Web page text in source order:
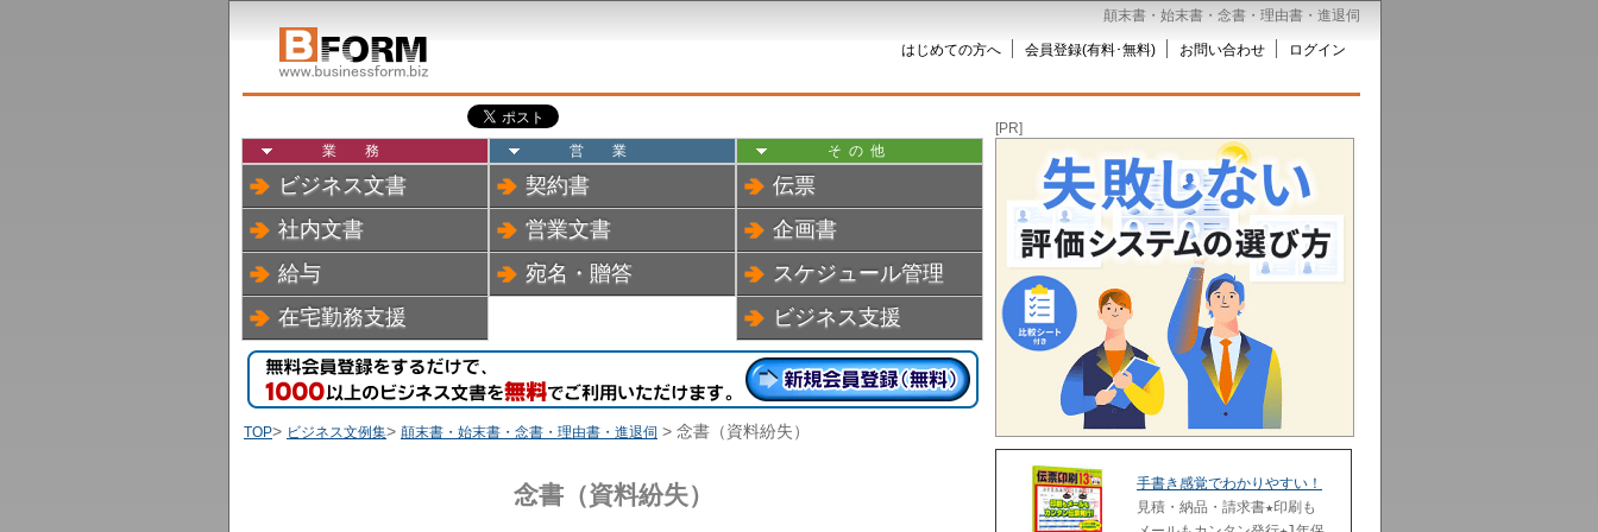
顛末書・始末書・念書・理由書・進退伺
はじめての方へ 会員登録(有料･無料) お問い合わせ ログイン
業務
ビジネス文書
社内文書
給与
在宅勤務支援
営業
契約書
営業文書
宛名・贈答
その他
伝票
企画書
スケジュール管理
ビジネス支援
TOP> ビジネス文例集> 顛末書・始末書・念書・理由書・進退伺 > 念書（資料紛失）
念書（資料紛失）
[PR]
手書き感覚でわかりやすい！
見積・納品・請求書★印刷も